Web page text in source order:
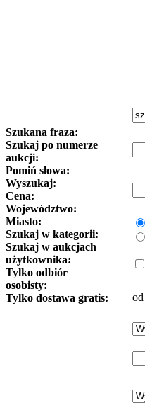
Szukana fraza:
Szukaj po numerze
aukcji:
Pomiń słowa:
Wyszukaj:
Cena:
Województwo:
Miasto:
Szukaj w kategorii:
Szukaj w aukcjach
użytkownika:
Tylko odbiór
osobisty:
Tylko dostawa gratis:
od